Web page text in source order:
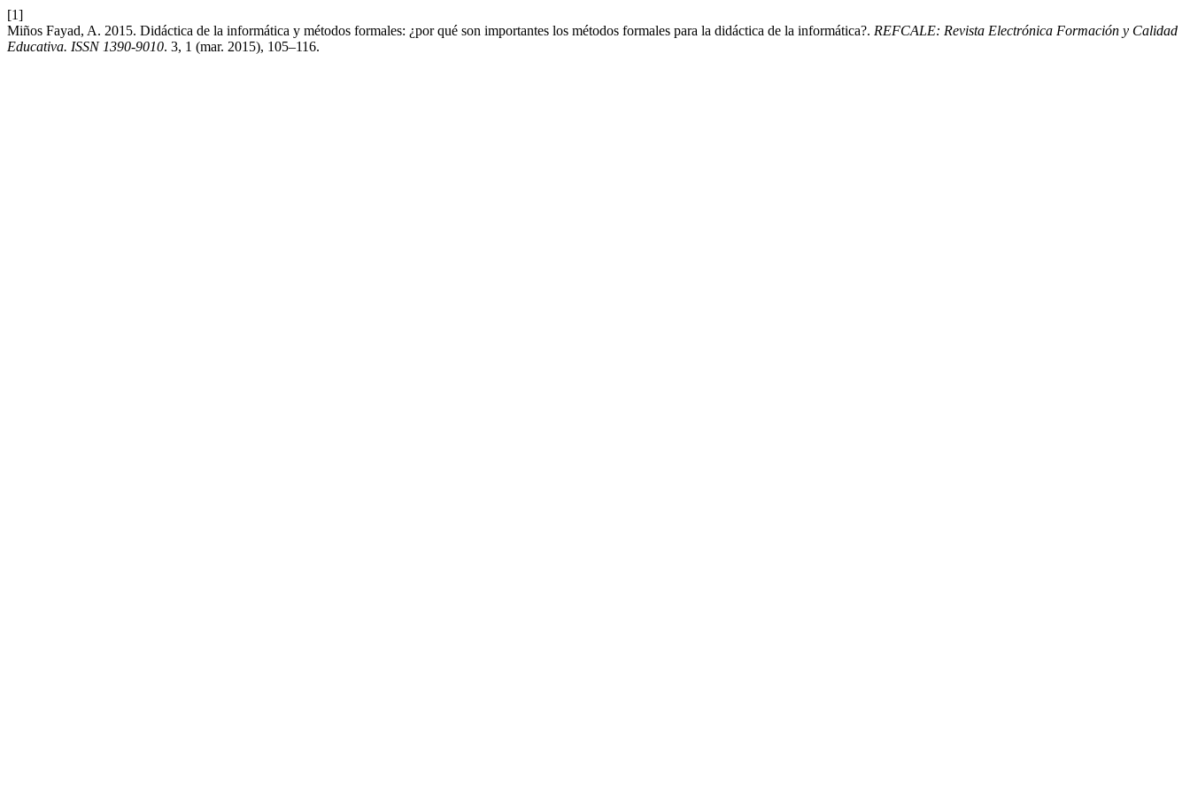
[1]
Miños Fayad, A. 2015. Didáctica de la informática y métodos formales: ¿por qué son importantes los métodos formales para la didáctica de la informática?. REFCALE: Revista Electrónica Formación y Calidad
Educativa. ISSN 1390-9010. 3, 1 (mar. 2015), 105–116.